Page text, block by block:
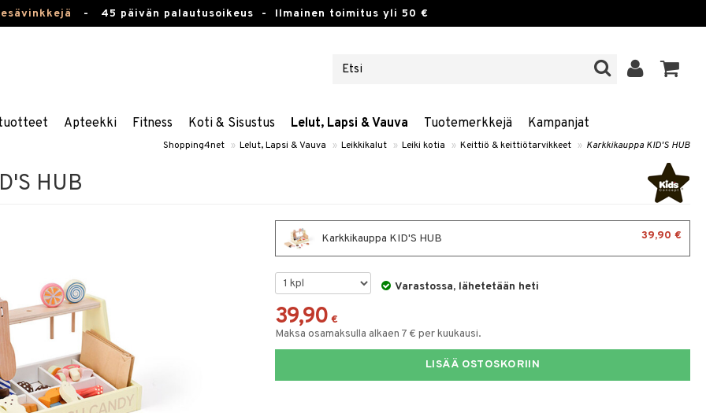
- 45 päivän palautusoikeus - Ilmainen toimitus yli 50 €
Apteekki Fitness Koti & Sisustus Lelut, Lapsi & Vauva Tuotemerkkejä Kampanjat
Shopping4net » Lelut, Lapsi & Vauva » Leikkikalut » Leiki kotia » Keittiö & keittiötarvikkeet » Karkkikauppa KID'S HUB
HUB
Karkkikauppa KID'S HUB 39,90 €
Varastossa, lähetetään heti
39,90 €
Maksa osamaksulla alkaen 7 € per kuukausi.
LISÄÄ OSTOSKORIIN